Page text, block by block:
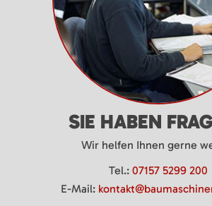
SIE HABEN
Wir helfen Ihnen gerne
Tel.: 07157 5299 200
E-Mail: